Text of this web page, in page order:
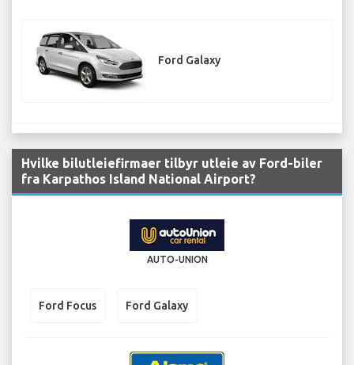
Ford Galaxy
Hvilke bilutleiefirmaer tilbyr utleie av Ford-biler
fra Karpathos Island National Airport?
AUTO-UNION
Ford Focus Ford Galaxy